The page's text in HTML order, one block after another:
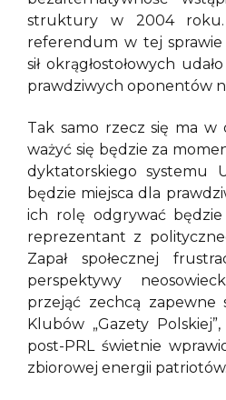
struktury w 2004
referendum w tej sprawie
sił okrągłostołowych
prawdziwych oponentów
Tak samo rzecz się ma w
ważyć się będzie za
dyktatorskiego systemu
będzie miejsca dla
ich rolę odgrywać będzie
reprezentant z
Zapał społecznej
perspektywy
przejąć zechcą
Klubów „Gazety
post-PRL świetnie
zbiorowej energii patriotów.